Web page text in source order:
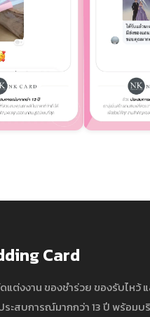
Card
แต่งงาน ของชำร่วย ของรับไหว้
ะสบการณ์มากกว่า 13 ปี พร้อมบ